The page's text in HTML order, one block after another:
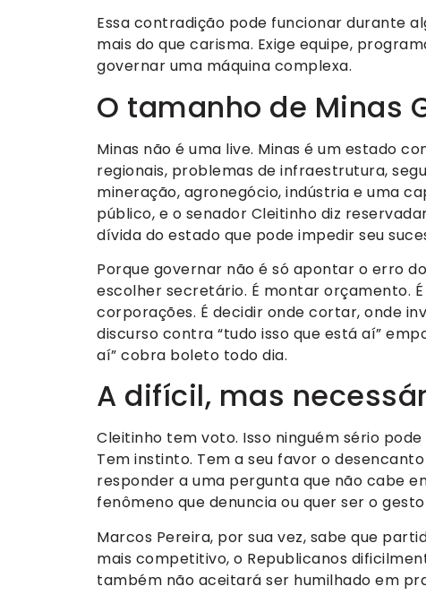
Essa contradição pode funcionar durante
mais do que carisma. Exige equipe,
governar uma máquina complexa.
O tamanho de Minas
Minas não é uma live. Minas é um estado
regionais, problemas de infraestrutura,
mineração, agronegócio, indústria e uma
público, e o senador Cleitinho diz
dívida do estado que pode impedir seu
Porque governar não é só apontar o erro
escolher secretário. É montar orçamento.
corporações. É decidir onde cortar, onde
discurso contra “tudo isso que está aí”
aí” cobra boleto todo dia.
A difícil, mas
Cleitinho tem voto. Isso ninguém sério
Tem instinto. Tem a seu favor o
responder a uma pergunta que não cabe
fenômeno que denuncia ou quer ser o
Marcos Pereira, por sua vez, sabe que
mais competitivo, o Republicanos
também não aceitará ser humilhado em